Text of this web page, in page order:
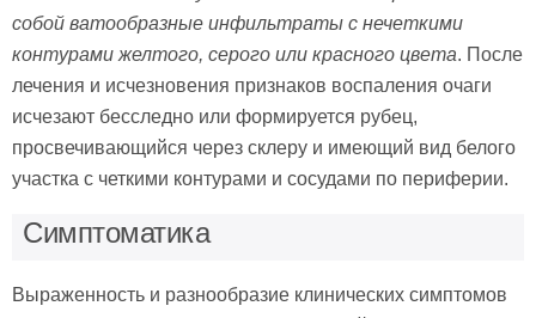
собой ватообразные инфильтраты с нечеткими
контурами желтого, серого или красного цвета. После
лечения и исчезновения признаков воспаления очаги
исчезают бесследно или формируется рубец,
просвечивающийся через склеру и имеющий вид белого
участка с четкими контурами и сосудами по периферии.
Симптоматика
Выраженность и разнообразие клинических симптомов